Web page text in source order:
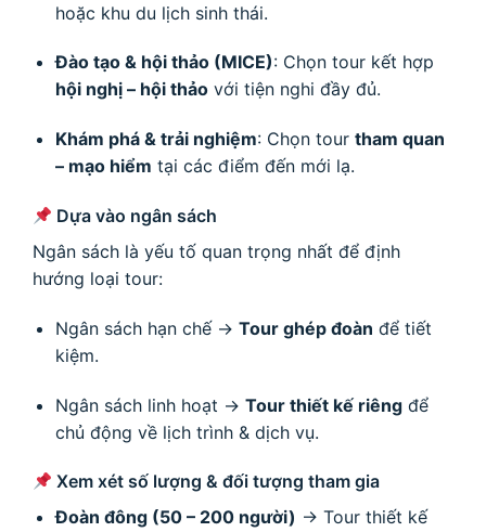
hoặc khu du lịch sinh thái.
Đào tạo & hội thảo (MICE): Chọn tour kết hợp
hội nghị – hội thảovới tiện nghi đầy đủ.
Khám phá & trải nghiệm: Chọn tour tham quan
– mạo hiểm tại các điểm đến mới lạ.
Dựa vào ngân sách
Ngân sách là yếu tố quan trọng nhất để định
hướng loại tour:
Ngân sách hạn chế → Tour ghép đoàn để tiết
kiệm.
Ngân sách linh hoạt → Tour thiết kế riêngđể
chủ động về lịch trình & dịch vụ.
Xem xét số lượng & đối tượng tham gia
Đoàn đông (50 – 200 người) → Tour thiết kế